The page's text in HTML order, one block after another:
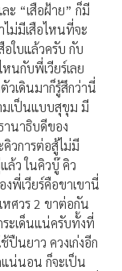
ะ “เสือฝ้าย” ก็มี
ม่มีเสือไหนที่จะ
ใบแล้วครับ กับ
หนกับพี่เวียร์เลย
วเดินมาก็รู้สึกว่านี่
มเป็นแบบสุขุม มี
านาธิบดีของ
คิวการต่อสู้ไม่มี
ล้ว ในคิวบู๊ คิว
พี่เวียร์คือขาเขานี่
หศวร 2 ขาต่อกัน
ระเด็นแน่ครับทั้งที่
ปืนยาว ควงเก่งอีก
น่นอน ก็จะเป็น